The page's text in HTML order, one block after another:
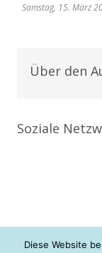
Samstag, 15. März
Über den
Soziale
Diese Website